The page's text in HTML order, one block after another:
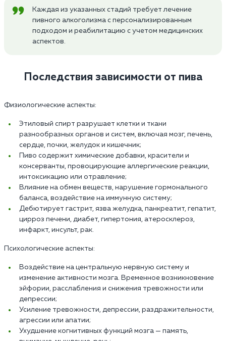
Каждая из указанных стадий требует лечение
пивного алкоголизма с персонализированным
подходом и реабилитацию с учетом медицинских
аспектов.
Последствия зависимости от пива
Физиологические аспекты:
Этиловый спирт разрушает клетки и ткани
разнообразных органов и систем, включая мозг, печень,
сердце, почки, желудок и кишечник;
Пиво содержит химические добавки, красители и
консерванты, провоцирующие аллергические реакции,
интоксикацию или отравление;
Влияние на обмен веществ, нарушение гормонального
баланса, воздействие на иммунную систему;
Дебютирует гастрит, язва желудка, панкреатит, гепатит,
цирроз печени, диабет, гипертония, атеросклероз,
инфаркт, инсульт, рак.
Психологические аспекты:
Воздействие на центральную нервную систему и
изменение активности мозга. Временное возникновение
эйфории, расслабления и снижения тревожности или
депрессии;
Усиление тревожности, депрессии, раздражительности,
агрессии или апатии;
Ухудшение когнитивных функций мозга — память,